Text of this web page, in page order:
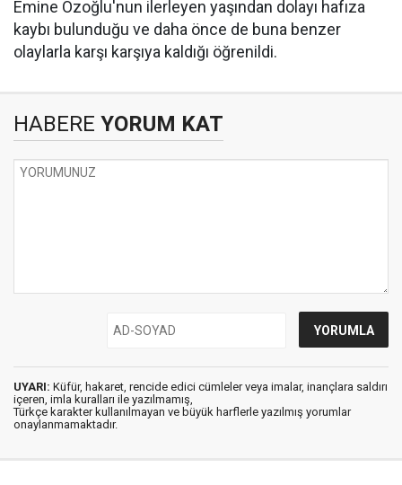
Emine Özoğlu'nun ilerleyen yaşından dolayı hafıza
kaybı bulunduğu ve daha önce de buna benzer
olaylarla karşı karşıya kaldığı öğrenildi.
HABERE YORUM KAT
UYARI: Küfür, hakaret, rencide edici cümleler veya imalar, inançlara saldırı
içeren, imla kuralları ile yazılmamış,
Türkçe karakter kullanılmayan ve büyük harflerle yazılmış yorumlar
onaylanmamaktadır.